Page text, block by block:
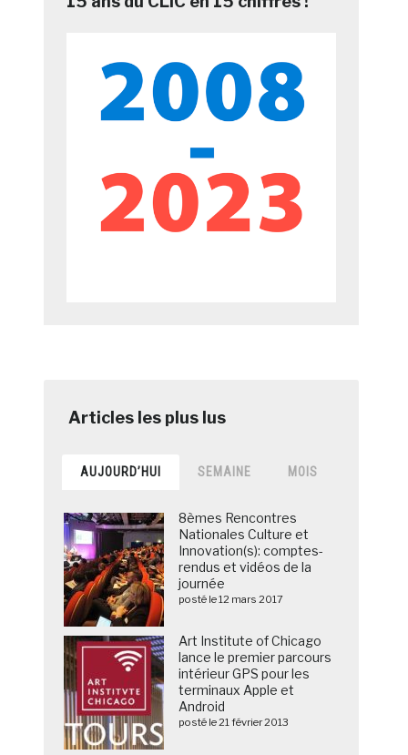
AUJOURD’HUI SEMAINE MOIS
8èmes Rencontres
Nationales Culture et
Innovation(s): comptes-
rendus et vidéos de la
journée
posté le 12 mars 2017
Art Institute of Chicago
lance le premier parcours
intérieur GPS pour les
terminaux Apple et
Android
posté le 21 février 2013